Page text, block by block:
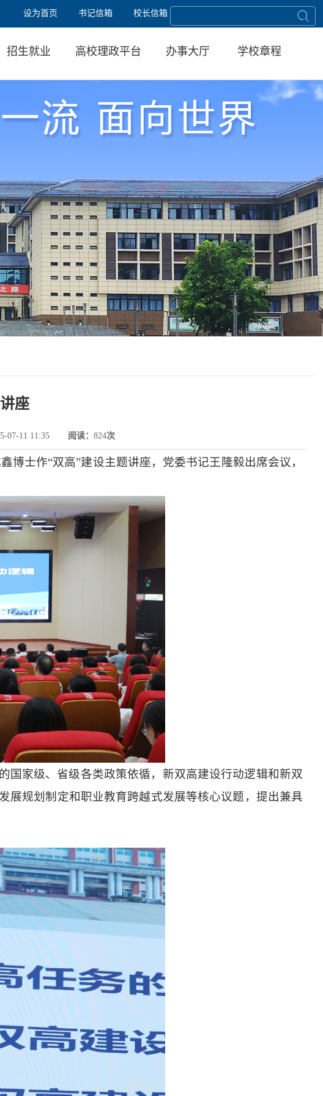
设为首页 书记信箱 校长信箱
招生就业 高校理政平台 办事大厅 学校章程
座
07-11 11:35 阅读： 824次
博士作“双高”建设主题讲座， 党委书记王隆毅出席会议，
国家级、省级各类政策依循，新双高建设行动逻辑和新双
展规划制定和职业教育跨越式发展等核心议题，提出兼具